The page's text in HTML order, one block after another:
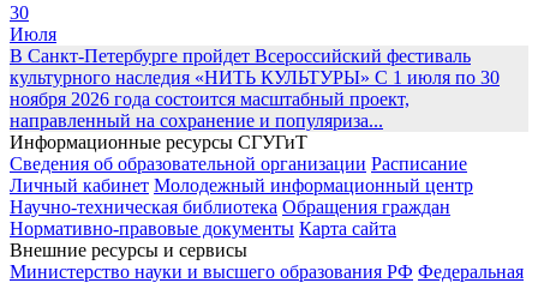
30
Июля
В Санкт-Петербурге пройдет Всероссийский фестиваль
культурного наследия «НИТЬ КУЛЬТУРЫ» С 1 июля по 30
ноября 2026 года состоится масштабный проект,
направленный на сохранение и популяриза...
Информационные ресурсы СГУГиТ
Сведения об образовательной организации Расписание
Личный кабинет Молодежный информационный центр
Научно-техническая библиотека Обращения граждан
Нормативно-правовые документы Карта сайта
Внешние ресурсы и сервисы
Министерство науки и высшего образования РФ Федеральная